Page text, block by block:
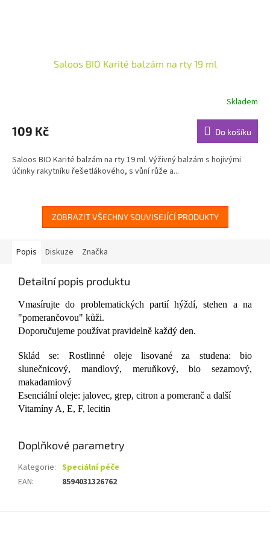
Saloos BIO Karité balzám na rty 19 ml
produktu
je
z
5
Skladem
109 Kč Do košíku
Saloos BIO Karité balzám na rty 19 ml. Výživný balzám s hojivými
účinky rakytníku řešetlákového, s vůní růže a...
ZOBRAZIT VŠECHNY SOUVISEJÍCÍ PRODUKTY
Popis Diskuze Značka
Detailní popis produktu
Vmasírujte do problematických partií hýždí, stehen a na
"pomerančovou" kůži.
Doporučujeme používat pravidelně každý den.
Sklád se: Rostlinné oleje lisované za studena: bio
slunečnicový, mandlový, meruňkový, bio sezamový,
makadamiový
Esenciální oleje: jalovec, grep, citron a pomeranč a další
Vitamíny A, E, F, lecitin
Doplňkové parametry
Kategorie: Speciální péče
EAN: 8594031326762